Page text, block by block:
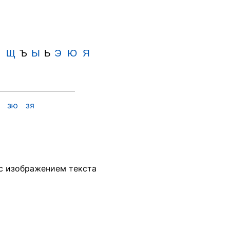
Щ Ъ Ы Ь Э Ю Я
зю зя